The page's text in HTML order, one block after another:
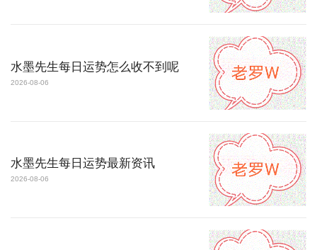
水墨先生每日运势怎么收不到呢
2026-08-06
水墨先生每日运势最新资讯
2026-08-06